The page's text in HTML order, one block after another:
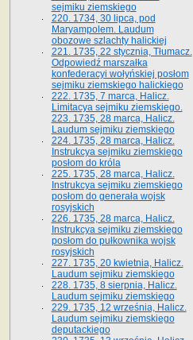
sejmiku ziemskiego
220. 1734, 30 lipca, pod
Maryampolem. Laudum
obozowe szlachty halickiej
221. 1735, 22 stycznia, Tłumacz.
Odpowiedź marszałka
konfederacyi wołyńskiej posłom
sejmiku ziemskiego halickiego
222. 1735, 7 marca, Halicz.
Limitacya sejmiku ziemskiego.
223. 1735, 28 marca, Halicz.
Laudum sejmiku ziemskiego
224. 1735, 28 marca, Halicz.
Instrukcya sejmiku ziemskiego
posłom do króla
225. 1735, 28 marca, Halicz.
Instrukcya sejmiku ziemskiego
posłom do generała wojsk
rosyjskich
226. 1735, 28 marca, Halicz.
Instrukcya sejmiku ziemskiego
posłom do pułkownika wojsk
rosyjskich
227. 1735, 20 kwietnia, Halicz.
Laudum sejmiku ziemskiego
228. 1735, 8 sierpnia, Halicz.
Laudum sejmiku ziemskiego
229. 1735, 12 września, Halicz.
Laudum sejmiku ziemskiego
deputackiego